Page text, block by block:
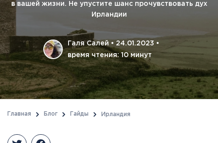
в вашей жизни. Не упустите шанс прочувствовать дух
Ирландии
Галя Салей • 24.01.2023 •
время чтения: 10 минут
Главная Блог Гайды Ирландия